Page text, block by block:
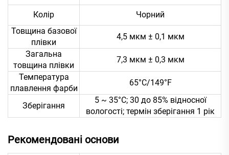
Колір
Чорний
Товщина базової
плівки
4,5 мкм ± 0,1 мкм
Загальна
товщина плівки
7,3 мкм ± 0,3 мкм
Температура
плавлення фарби
65°C/149°F
Зберігання
5 ~ 35°C; 30 до 85% відносної
вологості; термін зберігання 1 рік
Рекомендовані основи